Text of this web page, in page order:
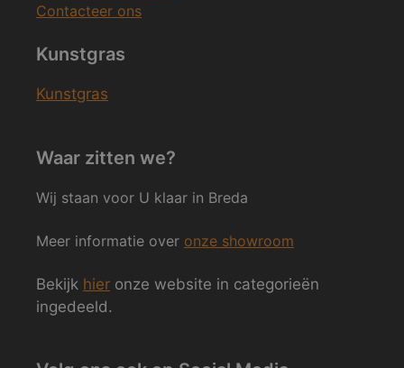
Contacteer ons
Kunstgras
Kunstgras
Waar zitten we?
Wij staan voor U klaar in Breda
Meer informatie over onze showroom
Bekijk hier onze website in categorieën
ingedeeld.